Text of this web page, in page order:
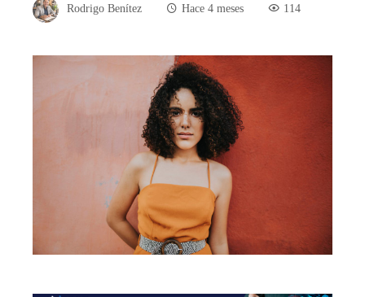
Rodrigo Benítez Hace 4 meses 114